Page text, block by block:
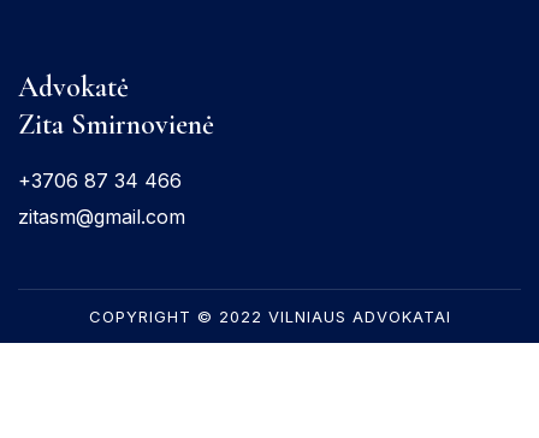
Advokatė
Zita Smirnovienė
+3706 87 34 466
zitasm@gmail.com
COPYRIGHT © 2022 VILNIAUS ADVOKATAI